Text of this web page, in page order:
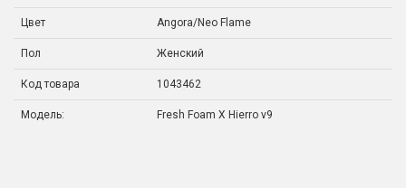
Цвет Angora/Neo Flame
Пол Женский
Код товара 1043462
Модель: Fresh Foam X Hierro v9